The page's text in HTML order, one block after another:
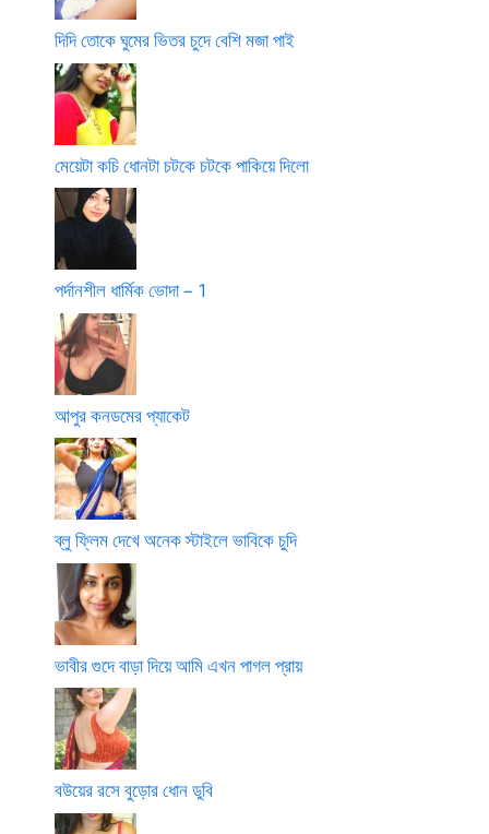
দিদি তোকে ঘুমের ভিতর চুদে বেশি মজা পাই
মেয়েটা কচি ধোনটা চটকে চটকে পাকিয়ে দিলো
পর্দানশীল ধার্মিক ভোদা – 1
আপুর কনডমের প্যাকেট
ব্লু ফ্লিম দেখে অনেক স্টাইলে ভাবিকে চুদি
ভাবীর গুদে বাড়া দিয়ে আমি এখন পাগল প্রায়
বউয়ের রসে বুড়োর ধোন ডুবি